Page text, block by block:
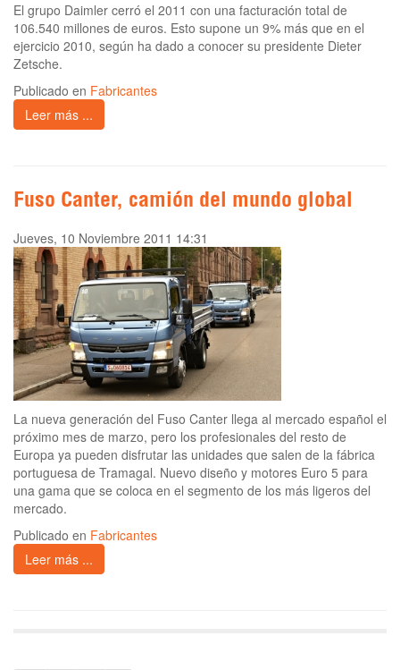
El grupo Daimler cerró el 2011 con una facturación total de
106.540 millones de euros. Esto supone un 9% más que en el
ejercicio 2010, según ha dado a conocer su presidente Dieter
Zetsche.
Publicado en Fabricantes
Leer más ...
Fuso Canter, camión del mundo global
Jueves, 10 Noviembre 2011 14:31
La nueva generación del Fuso Canter llega al mercado español el
próximo mes de marzo, pero los profesionales del resto de
Europa ya pueden disfrutar las unidades que salen de la fábrica
portuguesa de Tramagal. Nuevo diseño y motores Euro 5 para
una gama que se coloca en el segmento de los más ligeros del
mercado.
Publicado en Fabricantes
Leer más ...